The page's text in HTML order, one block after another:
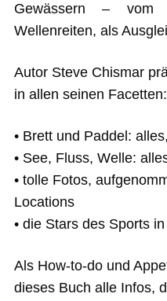
Gewässern – vom
Wellenreiten, als
Autor Steve Chismar
in allen seinen Facetten:
• Brett und Paddel:
• See, Fluss, Welle:
• tolle Fotos,
Locations
• die Stars des Sports
Als How‐to‐do und
dieses Buch alle Infos,